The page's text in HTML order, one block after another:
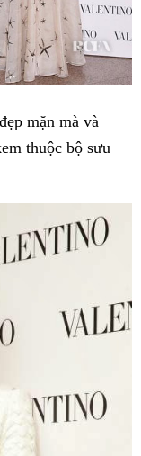
mặn mà và
thuộc bộ sưu